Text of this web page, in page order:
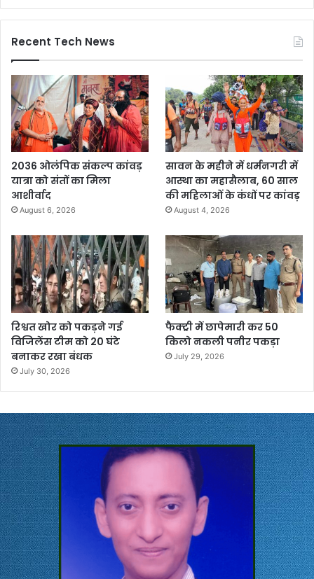
Recent Tech News
2036 ओलंपिक संकल्प कांवड़
यात्रा को संतों का मिला
आशीर्वाद
August 6, 2026
सावन के महीने में धर्मनगरी में
आस्था का महासैलाब, 60 साल
की महिलाओं के कंधों पर कांवड़
August 4, 2026
रिश्वत खोर को पकड़ने गई
विजिलेंस टीम को 20 घंटे
बनाकर रखा बंधक
July 30, 2026
फैक्ट्री में छापेमारी कर 50
किलो नकली पनीर पकड़ा
July 29, 2026